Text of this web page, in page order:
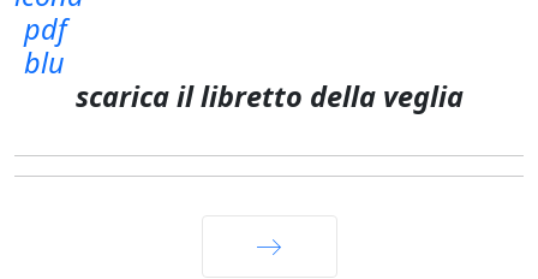
scarica il libretto della veglia